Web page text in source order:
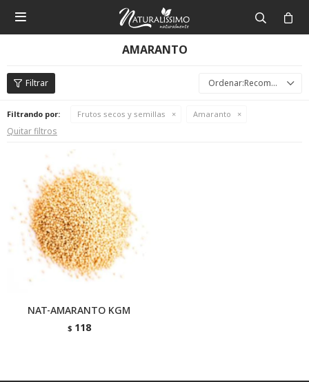

AMARANTO
Recomendados
Filtrando por: Frutos secos y semillas Amaranto
Quitar filtros
NAT-AMARANTO KGM
$ 118